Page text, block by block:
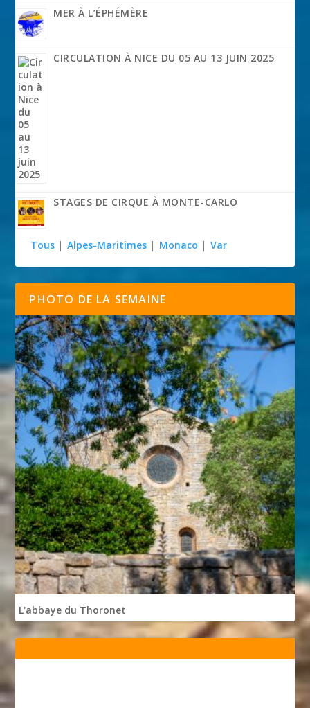
MER À L’ÉPHÉMÈRE
CIRCULATION À NICE DU 05 AU 13 JUIN 2025
STAGES DE CIRQUE À MONTE-CARLO
Tous | Alpes-Maritimes | Monaco | Var
PHOTO DE LA SEMAINE
L'abbaye du Thoronet